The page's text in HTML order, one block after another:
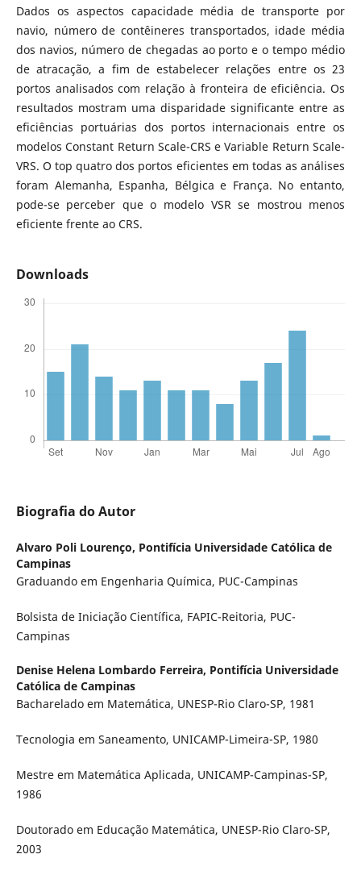
Dados os aspectos capacidade média de transporte por
navio, número de contêineres transportados, idade média
dos navios, número de chegadas ao porto e o tempo médio
de atracação, a fim de estabelecer relações entre os 23
portos analisados com relação à fronteira de eficiência. Os
resultados mostram uma disparidade significante entre as
eficiências portuárias dos portos internacionais entre os
modelos Constant Return Scale-CRS e Variable Return Scale-
VRS. O top quatro dos portos eficientes em todas as análises
foram Alemanha, Espanha, Bélgica e França. No entanto,
pode-se perceber que o modelo VSR se mostrou menos
eficiente frente ao CRS.
Downloads
Biografia do Autor
Alvaro Poli Lourenço, Pontifícia Universidade Católica de
Campinas
Graduando em Engenharia Química, PUC-Campinas
Bolsista de Iniciação Científica, FAPIC-Reitoria, PUC-
Campinas
Denise Helena Lombardo Ferreira, Pontifícia Universidade
Católica de Campinas
Bacharelado em Matemática, UNESP-Rio Claro-SP, 1981
Tecnologia em Saneamento, UNICAMP-Limeira-SP, 1980
Mestre em Matemática Aplicada, UNICAMP-Campinas-SP,
1986
Doutorado em Educação Matemática, UNESP-Rio Claro-SP,
2003